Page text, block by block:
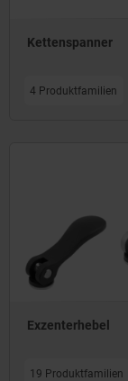
Kettenspanner
4 Produktfamilien
Exzenterhebel
19 Produktfamilien